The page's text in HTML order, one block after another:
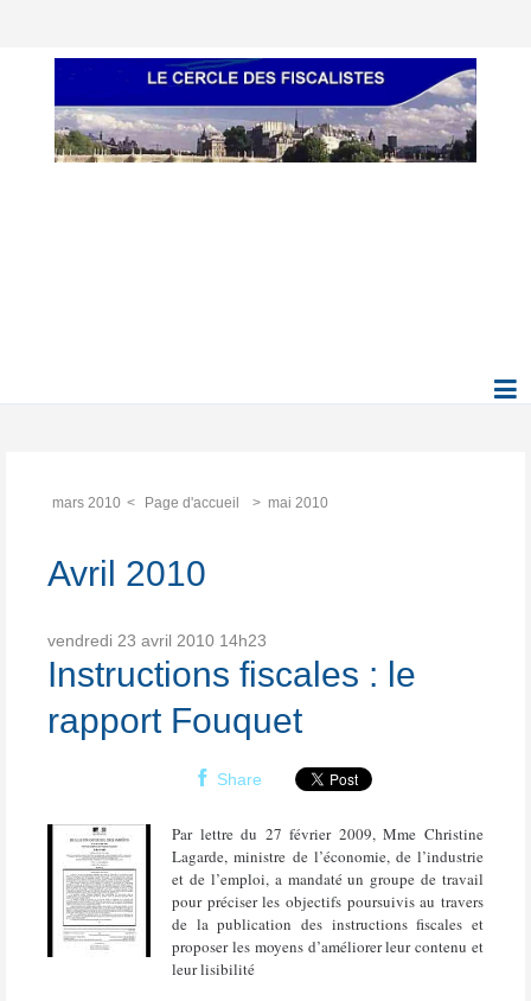
mars 2010 Page d'accueil mai 2010
Avril 2010
vendredi 23 avril 2010 14h23
Instructions fiscales : le
rapport Fouquet
Share
Par lettre du 27 février 2009, Mme Christine
Lagarde, ministre de l’économie, de l’industrie
et de l’emploi, a mandaté un groupe de travail
pour préciser les objectifs poursuivis au travers
de la publication des instructions fiscales et
proposer les moyens d’améliorer leur contenu et
leur lisibilité